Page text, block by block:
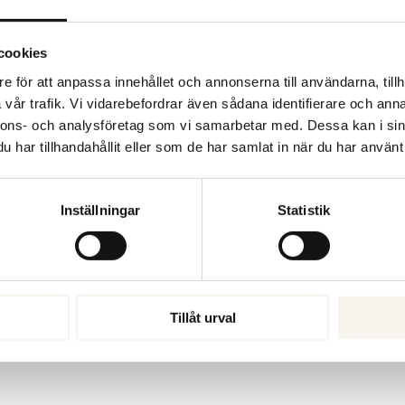
för att anpassa innehållet och annonserna till användarna,
trafik. Vi vidarebefordrar även sådana identifierare och
och analysföretag som vi samarbetar med. Dessa kan i
har tillhandahållit eller som de har samlat in när du har
Inställningar Statistik
Tillåt urval
föreläsning ger nya perspektiv,
fatta klokare beslut och våga agera.
Våra workshops
riktning, samsyn
framåt.